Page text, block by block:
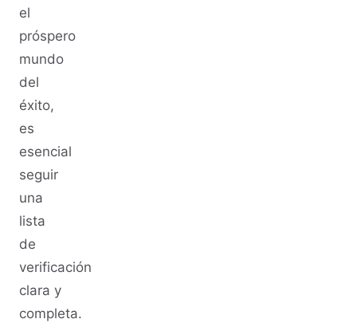
el
próspero
mundo
del
éxito,
es
esencial
seguir
una
lista
de
verificación
clara y
completa.